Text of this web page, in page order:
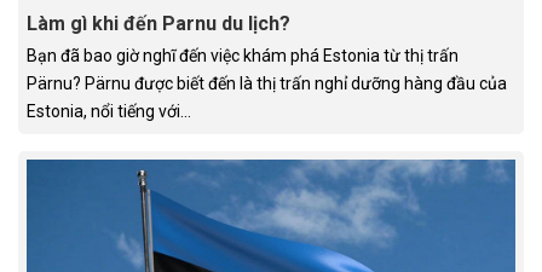
Làm gì khi đến Parnu du lịch?
Bạn đã bao giờ nghĩ đến việc khám phá Estonia từ thị trấn
Pärnu? Pärnu được biết đến là thị trấn nghỉ dưỡng hàng đầu của
Estonia, nổi tiếng với...